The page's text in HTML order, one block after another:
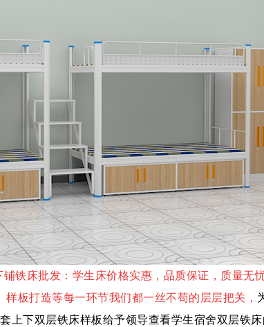
铺铁床批发：学生床价格实惠，品质保证，质量无
板打造等每一环节我们都一丝不苟的层层把关，
上下双层铁床样板给予领导查看学生宿舍双层铁床